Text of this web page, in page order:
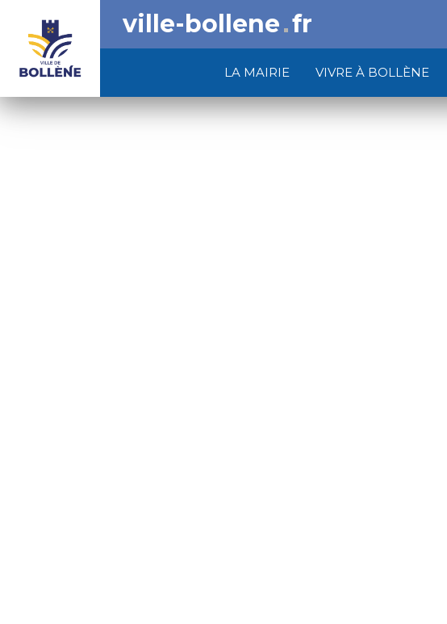
LA MAIRIE VIVRE À BOLLÈNE
ville-bollene fr